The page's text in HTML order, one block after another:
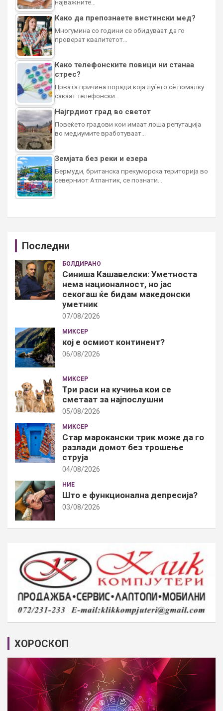
најважните…
Како да препознаете вистински мед?
Многумина со години се обидуваат да го
проверат квалитетот…
Како телефонските повици ни станаа
стрес?
Првата причина поради која луѓето сè помалку
сакаат телефонски…
Најгрдиот град во светот
Повеќето градови кои имаат лоша репутација
во медиумите вработуваат…
Земјата без реки и езера
Бермуди, британска прекуморска територија во
северниот Атлантик, се познати…
Последни
БОЛДИРАНО
Синиша Кашавелски: Уметноста
нема националност, но јас
секогаш ќе бидам македонски
уметник
07/08/2026
МИКСЕР
кој е осмиот континент?
06/08/2026
МИКСЕР
Три раси на кучиња кои се
сметаат за најпослушни
05/08/2026
МИКСЕР
Стар марокански трик може да го
разлади домот без трошење
струја
04/08/2026
НИЕ
Што е функционална депресија?
03/08/2026
ХОРОСКОП